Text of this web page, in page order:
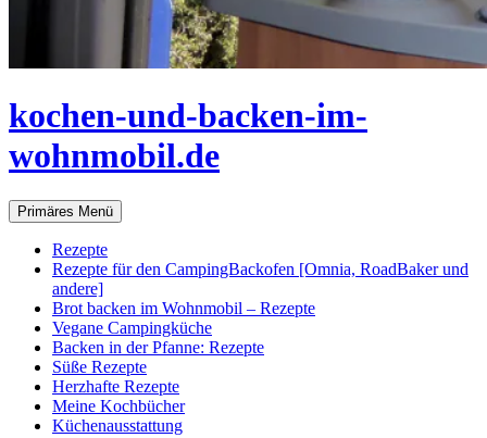
kochen-und-backen-im-
wohnmobil.de
Suchen
Primäres Menü
Rezepte
Rezepte für den CampingBackofen [Omnia, RoadBaker und
andere]
Brot backen im Wohnmobil – Rezepte
Vegane Campingküche
Backen in der Pfanne: Rezepte
Süße Rezepte
Herzhafte Rezepte
Meine Kochbücher
Küchenausstattung